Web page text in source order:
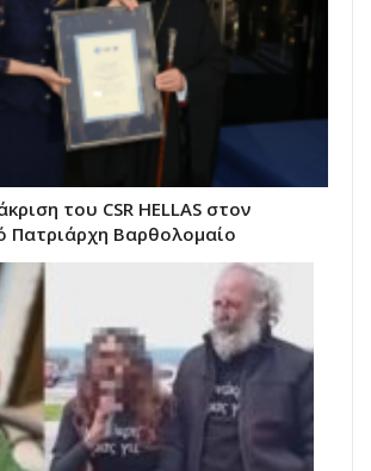
του CSR HELLAS στον
Πατριάρχη Βαρθολομαίο